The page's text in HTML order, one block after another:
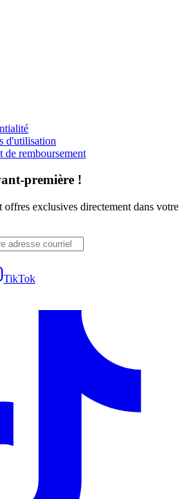
d'utilisation
de remboursement
première !
offres exclusives directement dans votre
TikTok